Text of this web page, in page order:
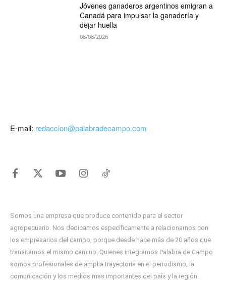
Jóvenes ganaderos argentinos emigran a
Canadá para impulsar la ganadería y
dejar huella
08/08/2026
E-mail: redaccion@palabradecampo.com
Somos una empresa que produce contenido para el sector
agropecuario. Nos dedicamos específicamente a relacionarnos con
los empresarios del campo, porque desde hace más de 20 años que
transitamos el mismo camino. Quienes integramos Palabra de Campo
somos profesionales de amplia trayectoria en el periodismo, la
comunicación y los medios mas importantes del país y la región.